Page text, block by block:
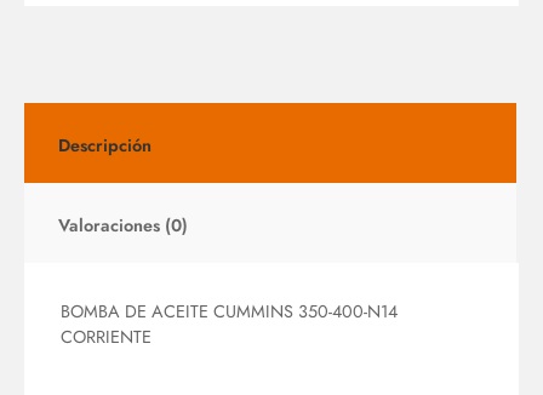
Descripción
Valoraciones (0)
BOMBA DE ACEITE CUMMINS 350-400-N14
CORRIENTE